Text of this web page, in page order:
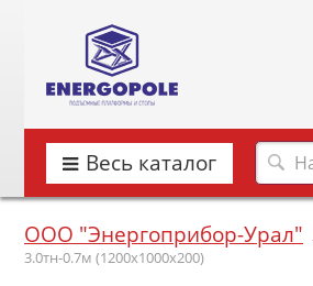
Весь каталог
ООО "Энергоприбор-Урал"
3.0тн-0.7м (1200х1000х200)